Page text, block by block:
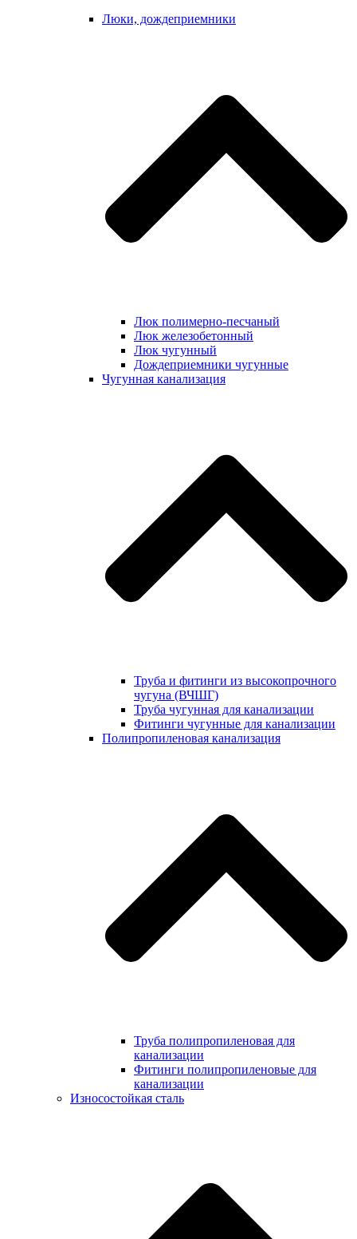
Люки, дождеприемники
Люк полимерно-песчаный
Люк железобетонный
Люк чугунный
Дождеприемники чугунные
Чугунная канализация
Труба и фитинги из высокопрочного
чугуна (ВЧШГ)
Труба чугунная для канализации
Фитинги чугунные для канализации
Полипропиленовая канализация
Труба полипропиленовая для
канализации
Фитинги полипропиленовые для
канализации
Износостойкая сталь